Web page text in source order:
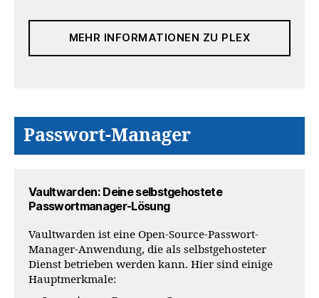
MEHR INFORMATIONEN ZU PLEX
Passwort-Manager
Vaultwarden: Deine selbstgehostete
Passwortmanager-Lösung
Vaultwarden ist eine Open-Source-Passwort-
Manager-Anwendung, die als selbstgehosteter
Dienst betrieben werden kann. Hier sind einige
Hauptmerkmale: